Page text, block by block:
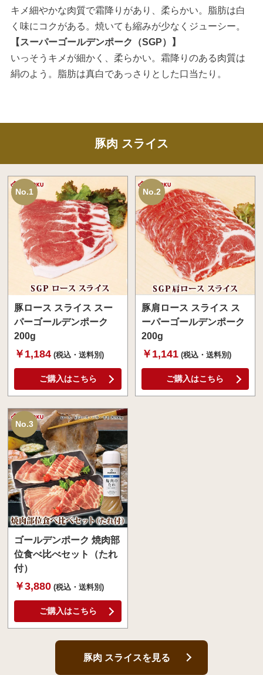
キメ細やかな肉質で霜降りがあり、柔らかい。脂肪は白
く味にコクがある。焼いても縮みが少なくジューシー。
【スーパーゴールデンポーク（SGP）】
いっそうキメが細かく、柔らかい。霜降りのある肉質は
絹のよう。脂肪は真白であっさりとした口当たり。
豚肉 スライス
No.1
豚ロース スライス スー
パーゴールデンポーク
200g
￥1,184 (税込・送料別)
ご購入はこちら
No.2
豚肩ロース スライス ス
ーパーゴールデンポーク
200g
￥1,141 (税込・送料別)
ご購入はこちら
No.3
ゴールデンポーク 焼肉部
位食べ比べセット（たれ
付）
￥3,880 (税込・送料別)
ご購入はこちら
豚肉 スライスを見る